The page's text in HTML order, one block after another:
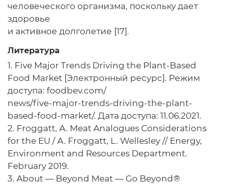
человеческого организма, поскольку дает
здоровье
и активное долголетие [17].
Литература
1. Five Major Trends Driving the Plant-Based
Food Market [Электронный ресурс]. Режим
доступа: fоodbev.com/
news/five-major-trends-driving-the-plant-
based-food-market/. Дата доступа: 11.06.2021.
2. Froggatt, A. Meat Analogues Considerations
for the EU / A. Froggatt, L. Wellesley // Energy,
Environment and Resources Department.
February 2019.
3. About — Beyond Meat — Go Beyond®